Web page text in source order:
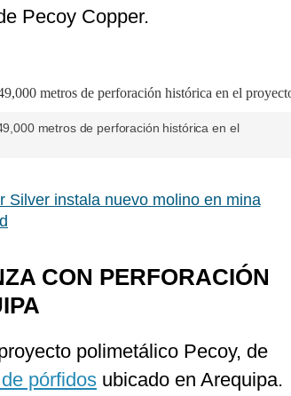
Pecoy Copper.
metros de perforación histórica en el
Silver instala nuevo molino en mina
CON PERFORACIÓN
polimetálico Pecoy, de
pórfidos ubicado en Arequipa.